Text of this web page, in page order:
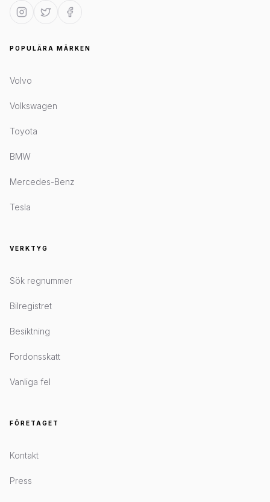
POPULÄRA MÄRKEN
Volvo
Volkswagen
Toyota
BMW
Mercedes-Benz
Tesla
VERKTYG
Sök regnummer
Bilregistret
Besiktning
Fordonsskatt
Vanliga fel
FÖRETAGET
Kontakt
Press